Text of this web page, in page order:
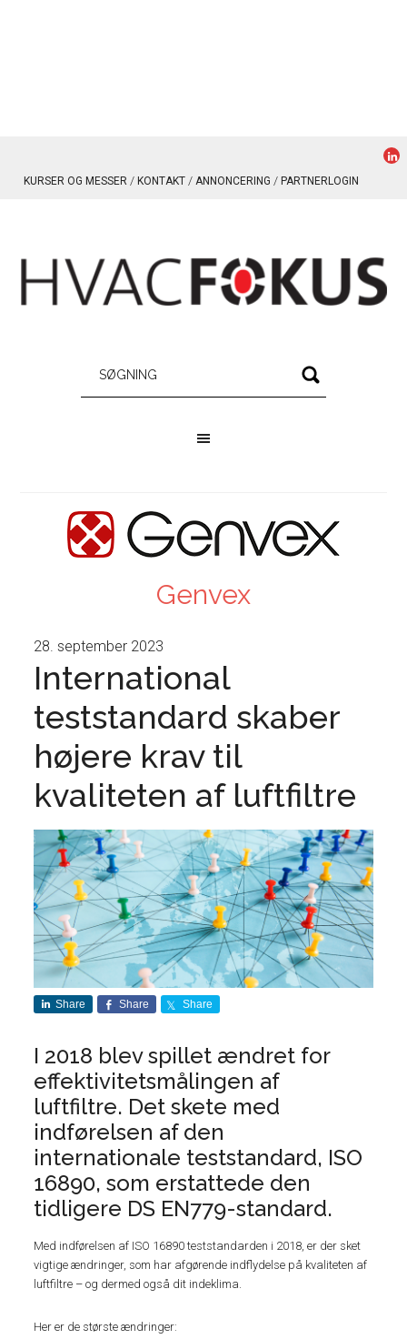
KURSER OG MESSER KONTAKT ANNONCERING PARTNERLOGIN
Genvex
28. september 2023
International
teststandard skaber
højere krav til
kvaliteten af luftfiltre
Share Share Share
I 2018 blev spillet ændret for
effektivitetsmålingen af
luftfiltre. Det skete med
indførelsen af den
internationale teststandard, ISO
16890, som erstattede den
tidligere DS EN779-standard.
Med indførelsen af ISO 16890 teststandarden i 2018, er der sket
vigtige ændringer, som har afgørende indflydelse på kvaliteten af
luftfiltre – og dermed også dit indeklima.
Her er de største ændringer: